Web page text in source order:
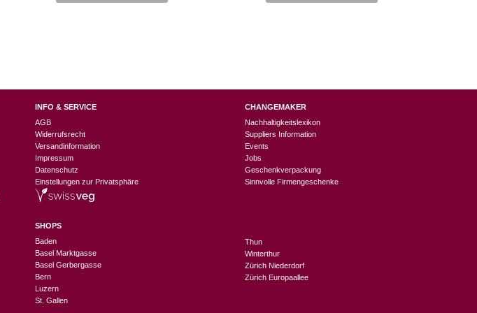
INFO & SERVICE
AGB
Widerrufsrecht
Versandinformation
Impressum
Datenschutz
Einstellungen zur Privatsphäre
SHOPS
Baden
Basel Marktgasse
Basel Gerbergasse
Bern
Luzern
St. Gallen
CHANGEMAKER
Nachhaltigkeitslexikon
Suppliers Information
Events
Jobs
Geschenkverpackung
Sinnvolle Firmengeschenke
Thun
Winterthur
Zürich Niederdorf
Zürich Europaallee